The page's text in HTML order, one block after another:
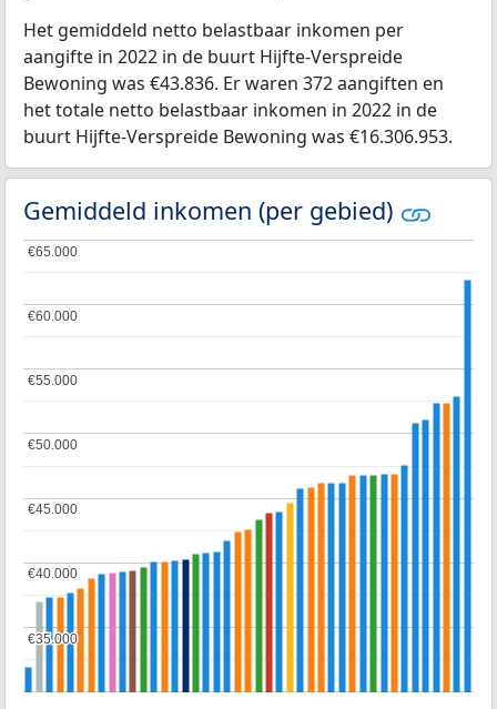
Het gemiddeld netto belastbaar inkomen per
aangifte in 2022 in de buurt Hijfte-Verspreide
Bewoning was €43.836. Er waren 372 aangiften en
het totale netto belastbaar inkomen in 2022 in de
buurt Hijfte-Verspreide Bewoning was €16.306.953.
Gemiddeld inkomen (per gebied)
€35.000
€35.000
€40.000
€40.000
€45.000
€45.000
€50.000
€50.000
€55.000
€55.000
€60.000
€60.000
€65.000
€65.000